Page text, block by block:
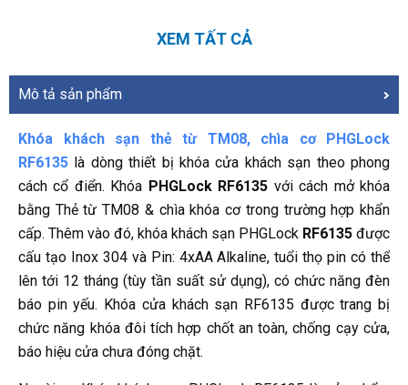
XEM TẤT CẢ
Mô tả sản phẩm
Khóa khách sạn thẻ từ TM08, chìa cơ PHGLock
RF6135 là dòng thiết bị khóa cửa khách sạn theo phong
cách cổ điển. Khóa PHGLock RF6135 với cách mở khóa
bằng Thẻ từ TM08 & chìa khóa cơ trong trường hợp khẩn
cấp. Thêm vào đó, khóa khách sạn PHGLock RF6135 được
cấu tạo Inox 304 và Pin: 4xAA Alkaline, tuổi thọ pin có thể
lên tới 12 tháng (tùy tần suất sử dụng), có chức năng đèn
báo pin yếu. Khóa cửa khách sạn RF6135 được trang bị
chức năng khóa đôi tích hợp chốt an toàn, chống cạy cửa,
báo hiệu cửa chưa đóng chặt.